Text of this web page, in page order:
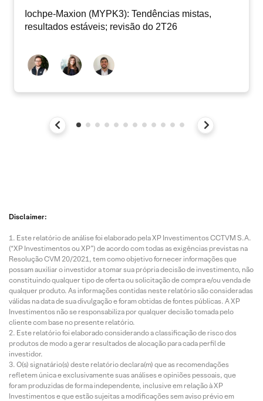
Iochpe-Maxion (MYPK3): Tendências mistas,
resultados estáveis; revisão do 2T26
Disclaimer:
Este relatório de análise foi elaborado pela XP Investimentos CCTVM S.A.
(“XP Investimentos ou XP”) de acordo com todas as exigências previstas na
Resolução CVM 20/2021, tem como objetivo fornecer informações que
possam auxiliar o investidor a tomar sua própria decisão de investimento, não
constituindo qualquer tipo de oferta ou solicitação de compra e/ou venda de
qualquer produto. As informações contidas neste relatório são consideradas
válidas na data de sua divulgação e foram obtidas de fontes públicas. A XP
Investimentos não se responsabiliza por qualquer decisão tomada pelo
cliente com base no presente relatório.
Este relatório foi elaborado considerando a classificação de risco dos
produtos de modo a gerar resultados de alocação para cada perfil de
investidor.
O(s) signatário(s) deste relatório declara(m) que as recomendações
refletem única e exclusivamente suas análises e opiniões pessoais, que
foram produzidas de forma independente, inclusive em relação à XP
Investimentos e que estão sujeitas a modificações sem aviso prévio em